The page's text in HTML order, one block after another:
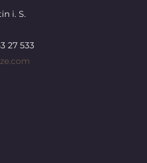
i. S.
27 533